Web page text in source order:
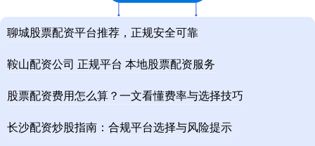
聊城股票配资平台推荐，正规安全可靠
鞍山配资公司 正规平台 本地股票配资服务
股票配资费用怎么算？一文看懂费率与选择技巧
长沙配资炒股指南：合规平台选择与风险提示